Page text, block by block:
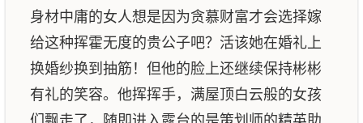
身材中庸的女人想是因为贪慕财富才会选择嫁
给这种挥霍无度的贵公子吧？活该她在婚礼上
换婚纱换到抽筋！但他的脸上还继续保持彬彬
有礼的笑容。他挥挥手，满屋顶白云般的女孩